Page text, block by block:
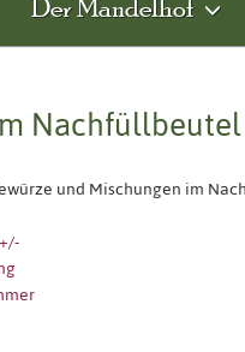
Der Mandelhof
Nachfüllbeutel
und Mischungen im